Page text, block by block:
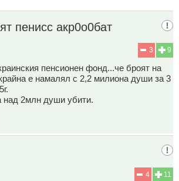
пeниcc акр0o0бат
9
3
пенсионен фонд...че броят на
е намалял с 2,2 милиона души за 3
над 2млн души убити.
11
4